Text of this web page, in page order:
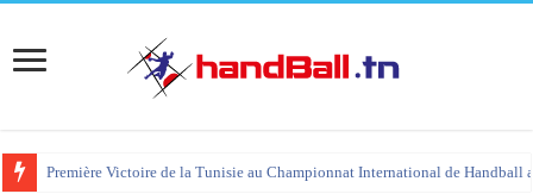
Première Victoire de la Tunisie au Championnat International de Handball